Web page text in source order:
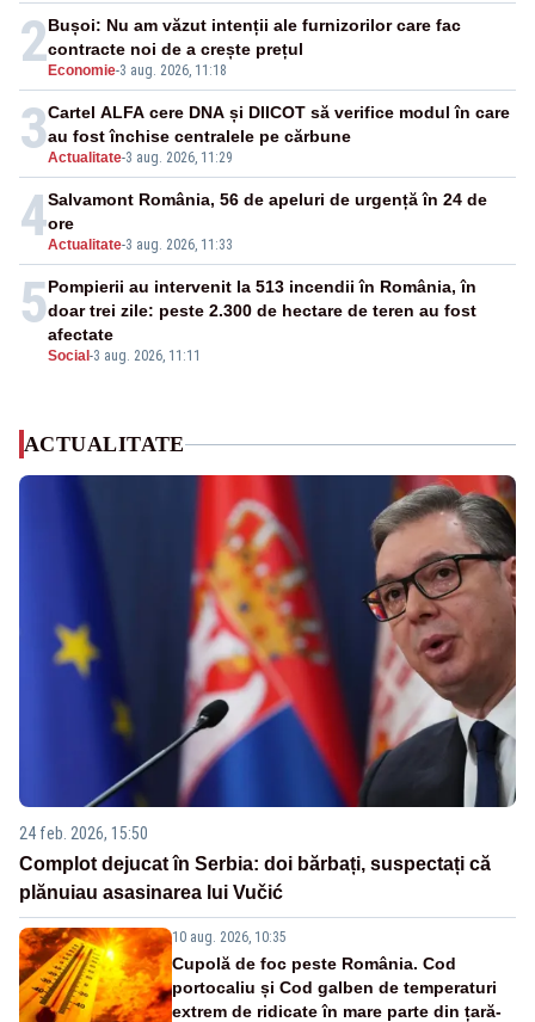
publice
2 Economie-3 aug. 2026, 11:18
Bușoi: Nu am văzut intenții ale furnizorilor care fac
contracte noi de a crește prețul
3Actualitate-3 aug. 2026, 11:29
Cartel ALFA cere DNA și DIICOT să verifice modul în care
au fost închise centralele pe cărbune
4Actualitate-3 aug. 2026, 11:33
Salvamont România, 56 de apeluri de urgență în 24 de
ore
5
Social -3 aug. 2026, 11:11
Pompierii au intervenit la 513 incendii în România, în
doar trei zile: peste 2.300 de hectare de teren au fost
afectate
ACTUALITATE
24 feb. 2026, 15:50
Complot dejucat în Serbia: doi bărbați, suspectați că
plănuiau asasinarea lui Vučić
10 aug. 2026, 10:35
Cupolă de foc peste România. Cod
portocaliu și Cod galben de temperaturi
extrem de ridicate în mare parte din țară-